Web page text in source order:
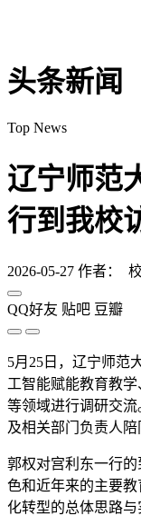
头条新闻
Top News
辽宁师范
行到我校
2026-05-27 作者：
QQ好友 贴吧 豆瓣
5月25日，辽宁师范
工智能赋能教育教
等领域进行调研交
及相关部门负责人陪
郭权对宫利东一行
色和近年来的主要
化转型的总体思路